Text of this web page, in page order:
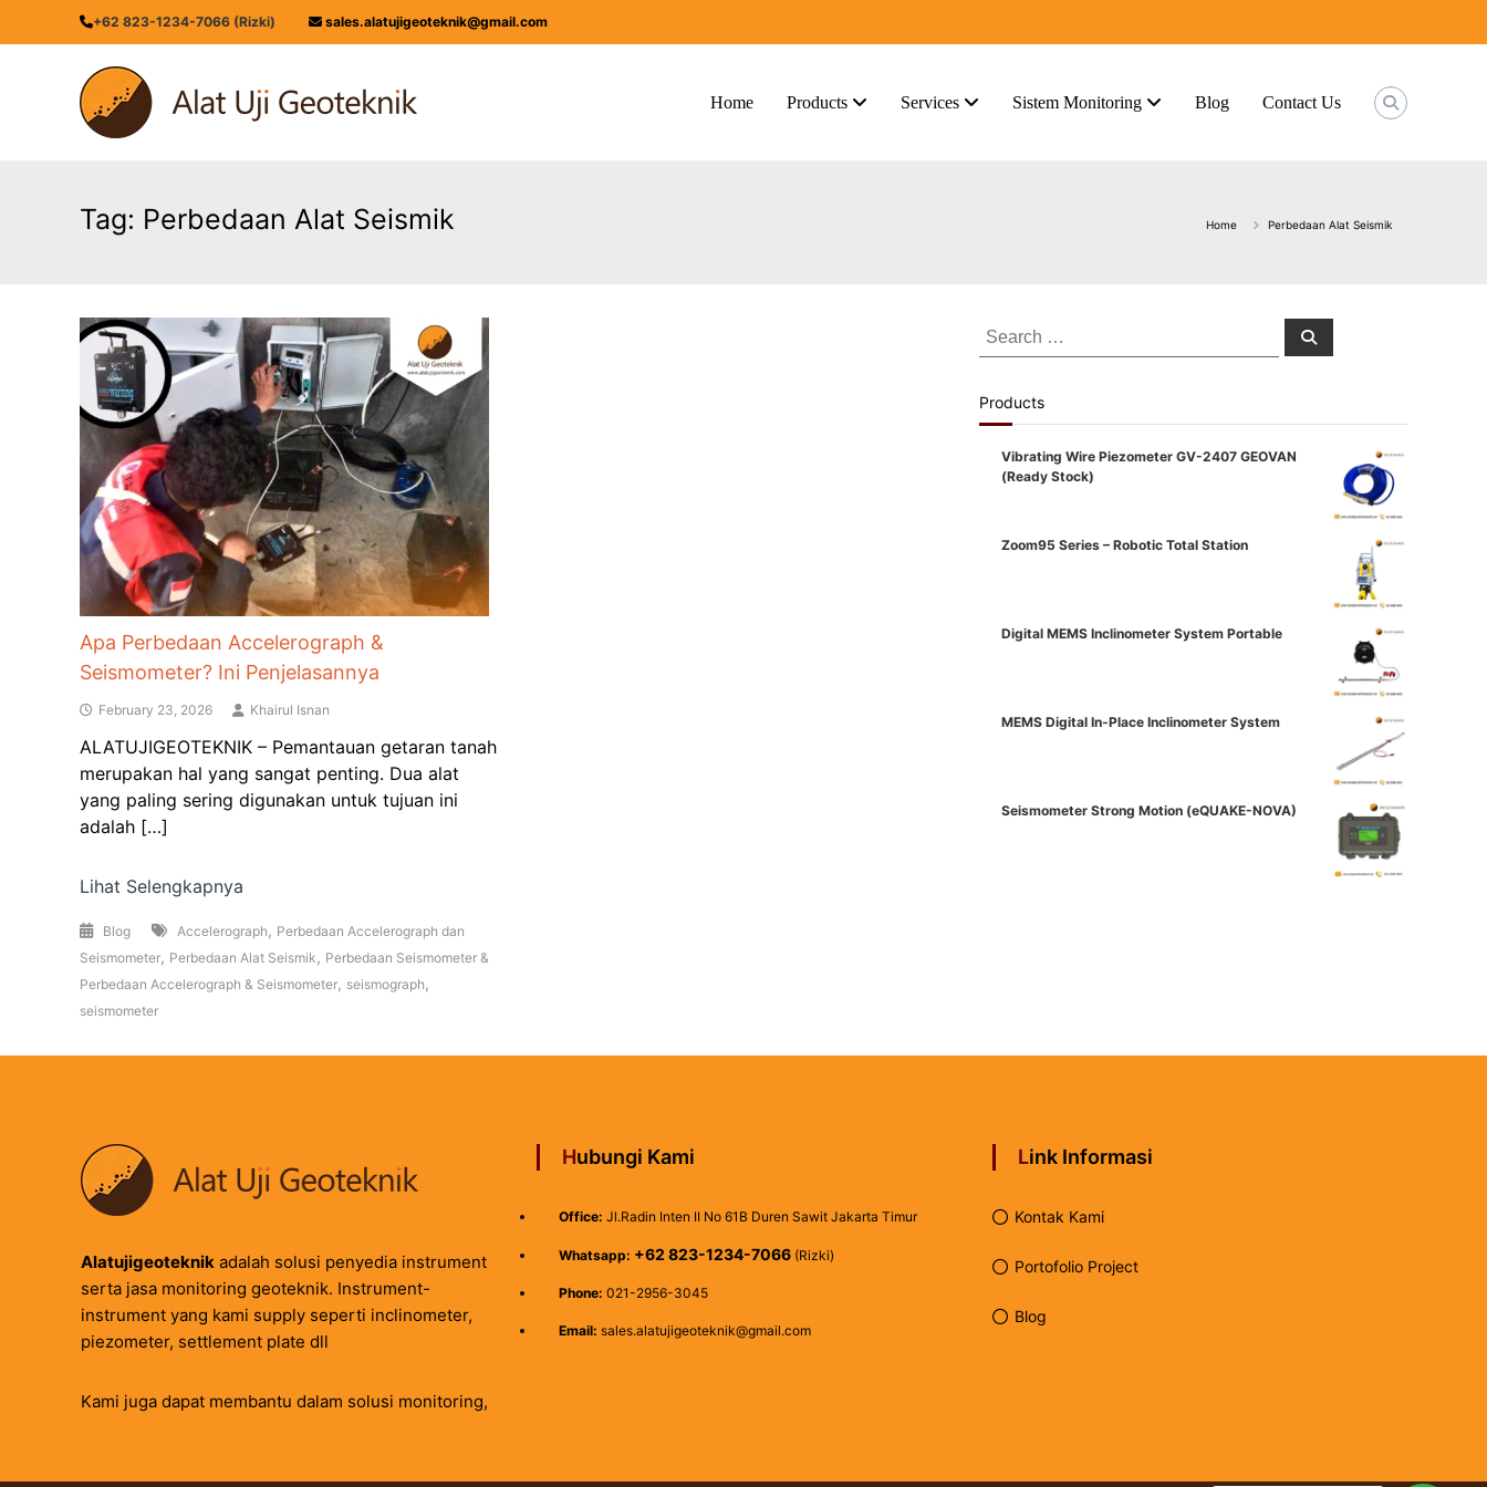
to
+62 823-1234-7066 (Rizki) sales.alatujigeoteknik@gmail.com
ALATUJIGEOTEKNIK.COM
DISTRIBUTOR
INSTRUMENT
MONITORING
GEOTEKNIK
Home Products Services Sistem Monitoring Blog Contact Us
Tag: Perbedaan Alat Seismik Home Perbedaan Alat Seismik
Apa Perbedaan Accelerograph &
Seismometer? Ini Penjelasannya
February 23, 2026 Khairul Isnan
ALATUJIGEOTEKNIK – Pemantauan getaran tanah
merupakan hal yang sangat penting. Dua alat
yang paling sering digunakan untuk tujuan ini
adalah […]
Lihat Selengkapnya
Blog Accelerograph , Perbedaan Accelerograph dan
Seismometer, Perbedaan Alat Seismik , Perbedaan Seismometer &
Perbedaan Accelerograph & Seismometer, seismograph ,
seismometer
Search
for:
Search
Products
Vibrating Wire Piezometer GV-2407 GEOVAN
(Ready Stock)
Zoom95 Series – Robotic Total Station
Digital MEMS Inclinometer System Portable
MEMS Digital In-Place Inclinometer System
Seismometer Strong Motion (eQUAKE-NOVA)
Alatujigeoteknik adalah solusi penyedia instrument
serta jasa monitoring geoteknik. Instrument-
instrument yang kami supply seperti inclinometer,
piezometer, settlement plate dll
Kami juga dapat membantu dalam solusi monitoring,
Hubungi Kami
Office: Jl.Radin Inten II No 61B Duren Sawit Jakarta Timur
Whatsapp: +62 823-1234-7066 (Rizki)
Phone: 021-2956-3045
Email: sales.alatujigeoteknik@gmail.com
Link Informasi
Kontak Kami
Portofolio Project
Blog